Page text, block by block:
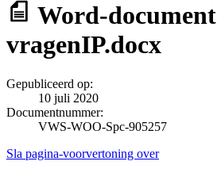
Word-document
vragenIP.docx
Gepubliceerd op:
10 juli 2020
Documentnummer:
VWS-WOO-Spc-905257
Sla pagina-voorvertoning over